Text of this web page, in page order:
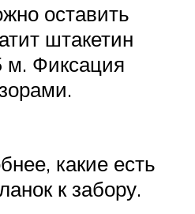
оставить
штакетин
м. Фиксация
какие есть
к забору.